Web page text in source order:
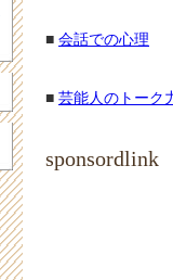
■ 会話での心理
■ 芸能人のトーク
sponsordlink